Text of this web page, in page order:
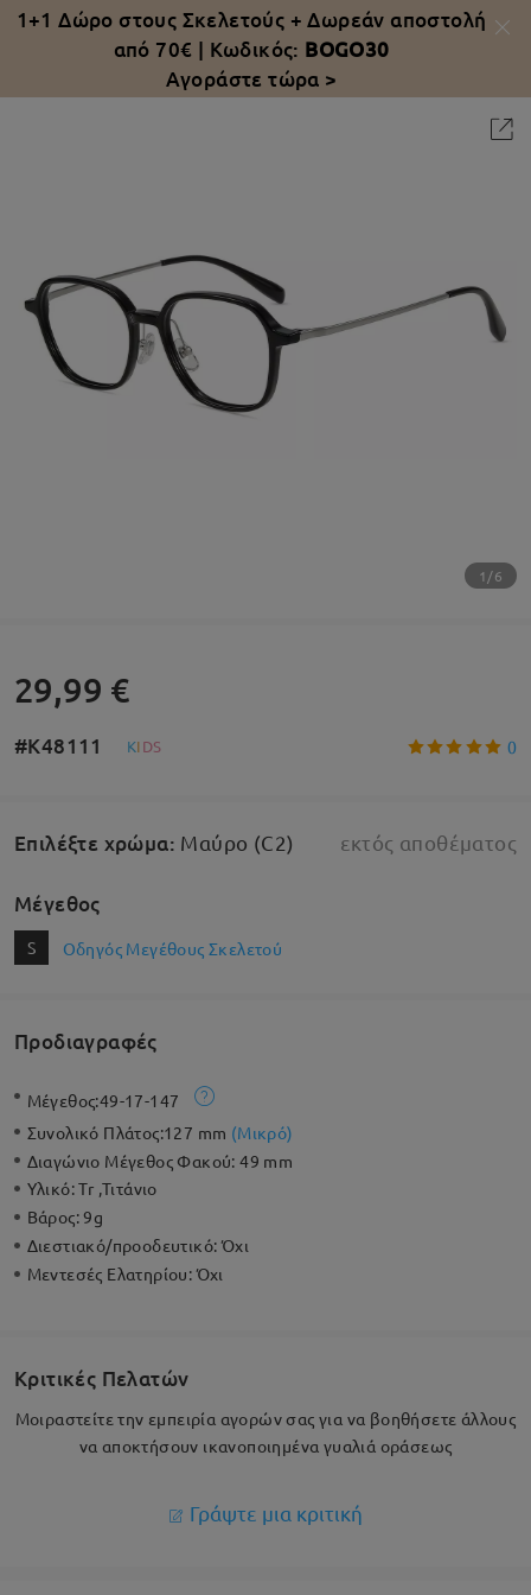
1+1 Δώρο στους Σκελετούς +Δωρεάν αποστολή
από 70€ | Κωδικός: BOGO30
Αγοράστε τώρα >
1/6
29,99 €
#K48111 KIDS 0
Επιλέξτε χρώμα: Μαύρο (C2) εκτός αποθέματος
Μέγεθος
S Οδηγός Μεγέθους Σκελετού
Προδιαγραφές
Μέγεθος:49-17-147
Συνολικό Πλάτος:127 mm (Μικρό)
Διαγώνιο Μέγεθος Φακού:49 mm
Υλικό:Tr ,Τιτάνιο
Βάρος: 9g
Διεστιακό/προοδευτικό:Όχι
Μεντεσές Ελατηρίου:Όχι
Κριτικές Πελατών
Μοιραστείτε την εμπειρία αγορών σας για να βοηθήσετε άλλους
να αποκτήσουν ικανοποιημένα γυαλιά οράσεως
Γράψτε μια κριτική